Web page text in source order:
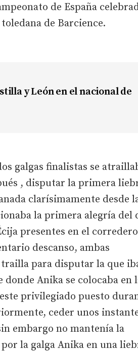
de España
de Barcience.
y León en el nacional de
galgas finalistas se
, disputar la primera
clarísimamente desde
la primera alegría del
presentes en el corredero
descanso, ambas
para disputar la que
Anika se colocaba en
privilegiado puesto
ceder unos
embargo no mantenía la
la galga Anika en una